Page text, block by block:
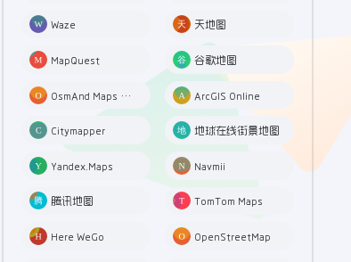
Waze 天地图
MapQuest 谷歌地图
OsmAnd Maps & Navigation ArcGIS Online
Citymapper 地球在线街景地图
Yandex.Maps Navmii
腾讯地图 TomTom Maps
Here WeGo OpenStreetMap